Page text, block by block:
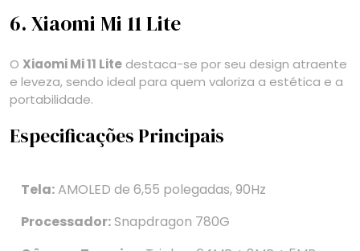
6. Xiaomi Mi 11 Lite
O Xiaomi Mi 11 Lite destaca-se por seu design atraente
e leveza, sendo ideal para quem valoriza a estética e a
portabilidade.
Especificações Principais
Tela:AMOLED de 6,55 polegadas, 90Hz
Processador:Snapdragon 780G